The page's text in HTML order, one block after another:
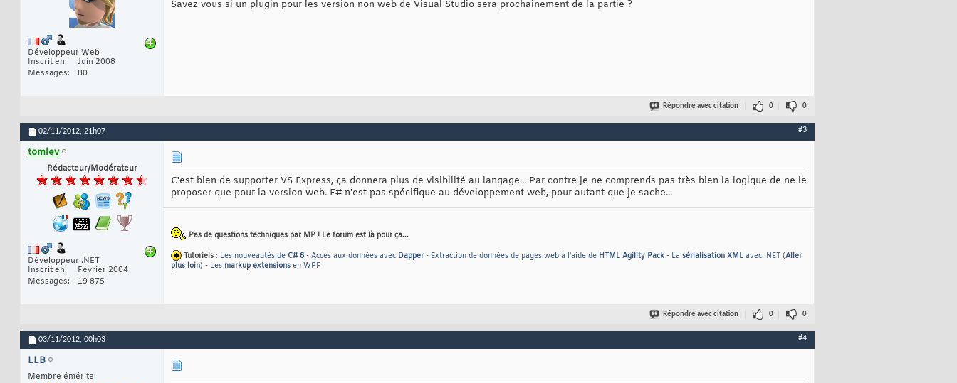
Développeur Web
Inscrit en
Juin 2008
Messages
80
Savez vous si un plugin pour les version non web de Visual Studio sera prochainement de la partie ?
Répondre avec citation 0 0
02/11/2012, 21h07 #3
tomlev
Rédacteur/Modérateur
Développeur .NET
Inscrit en
Février 2004
Messages
19 875
C'est bien de supporter VS Express, ça donnera plus de visibilité au langage... Par contre je ne comprends pas très bien la logique de ne le
proposer que pour la version web. F# n'est pas spécifique au développement web, pour autant que je sache...
Pas de questions techniques par MP ! Le forum est là pour ça...
Tutoriels : Les nouveautés de C# 6 - Accès aux données avec Dapper - Extraction de données de pages web à l'aide de HTML Agility Pack - La sérialisation XML avec .NET (Aller
plus loin) - Les markup extensions en WPF
Répondre avec citation 0 0
03/11/2012, 00h03 #4
LLB
Membre émérite